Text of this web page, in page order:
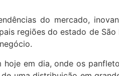
do mercado,
regiões do estado de São
em dia, onde os